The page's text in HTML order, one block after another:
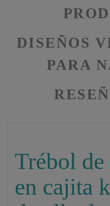
DISEÑOS
PARA
Trébol de
en cajita